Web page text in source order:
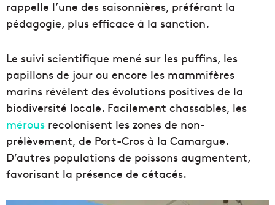
rappelle l’une des saisonnières, préférant la
pédagogie, plus efficace à la sanction.
Le suivi scientifique mené sur les puffins, les
papillons de jour ou encore les mammifères
marins révèlent des évolutions positives de la
biodiversité locale. Facilement chassables, les
mérous recolonisent les zones de non-
prélèvement, de Port-Cros à la Camargue.
D’autres populations de poissons augmentent,
favorisant la présence de cétacés.